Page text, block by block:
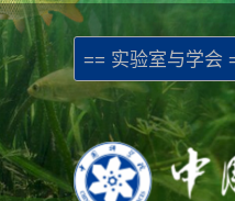
== 实验室与学会